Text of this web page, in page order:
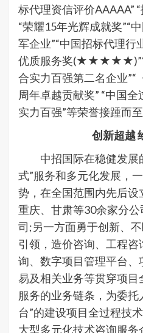
标代理资信评价AAAAA”
“荣耀15年光辉成就奖”“
军企业”“中国招标代理行
优质服务奖(★★★★★)”“
合实力百强第二名企业”“
周年卓越贡献奖” “中国
实力百强”等荣誉接踵而至
创新超越
中招国际在稳健发展
式”服务和多元化发展，
势，在全国范围内先后设
重庆、甘肃等30余家分
司;另一方面勇于创新、
引领，造价咨询、工程
询、数字项目管理平台
易及相关业务等贯穿项
服务的业务链条，为委
台”的建设项目全过程技
大型多元化技术咨询服务